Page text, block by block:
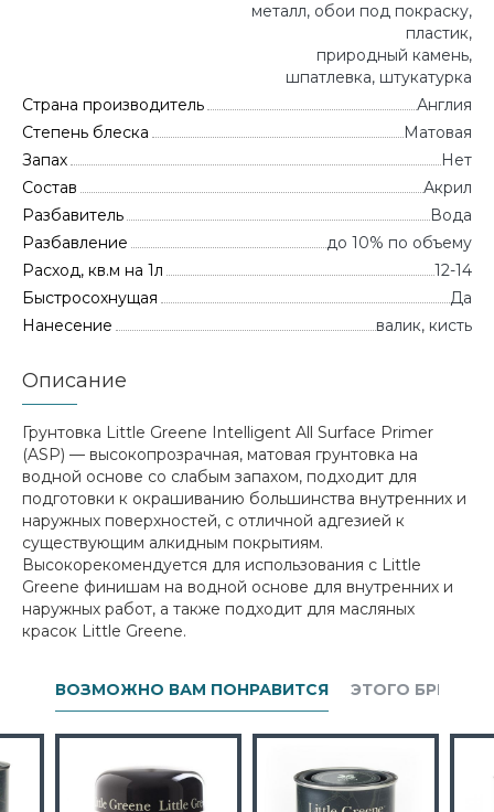
металл, обои под покраску,
пластик,
природный камень,
шпатлевка, штукатурка
Страна производитель
Англия
Степень блеска
Матовая
Запах
Нет
Состав
Акрил
Разбавитель
Вода
Разбавление
до 10% по объему
Расход, кв.м на 1л
12-14
Быстросохнущая
Да
Нанесение
валик, кисть
Описание
Грунтовка Little Greene Intelligent All Surface Primer
(ASP) — высокопрозрачная, матовая грунтовка на
водной основе со слабым запахом, подходит для
подготовки к окрашиванию большинства внутренних и
наружных поверхностей, с отличной адгезией к
существующим алкидным покрытиям.
Высокорекомендуется для использования с Little
Greene финишам на водной основе для внутренних и
наружных работ, а также подходит для масляных
красок Little Greene.
ВОЗМОЖНО ВАМ ПОНРАВИТСЯ ЭТОГО БРЕНДА